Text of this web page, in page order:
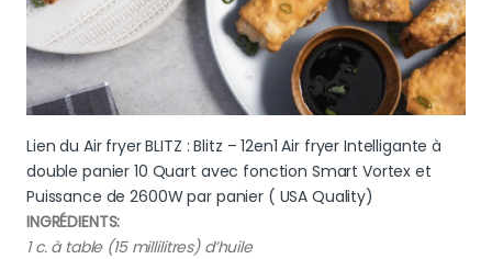
Lien du Air fryer BLITZ : Blitz – 12en1 Air fryer Intelligante à
double panier 10 Quart avec fonction Smart Vortex et
Puissance de 2600W par panier ( USA Quality)
INGRÉDIENTS:
1 c. à table (15 millilitres) d’huile